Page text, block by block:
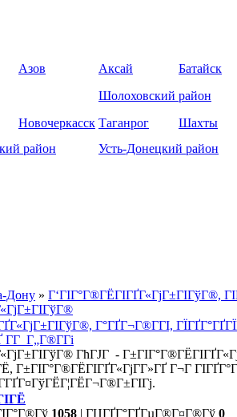
Азов Аксай
Батайск
Шолоховский район
Новочеркасск Таганрог
Шахты
район
Усть-Донецкий район
Дону » Г‘ГІГ°Г®ГЁГІГҐГ«ГјГ±ГІГўГ®,
Г°ГҐГ¬Г®Г­ГІ,
Г­Г Г„Г®Г­Гі
ГћГЈГ -
Г±ГІГ°Г®ГЁГІГҐГ«ГјГ­Г»ГҐ Г¬Г
1058 | ГЏГҐГ°ГҐГµГ®Г¤Г®Гў 0